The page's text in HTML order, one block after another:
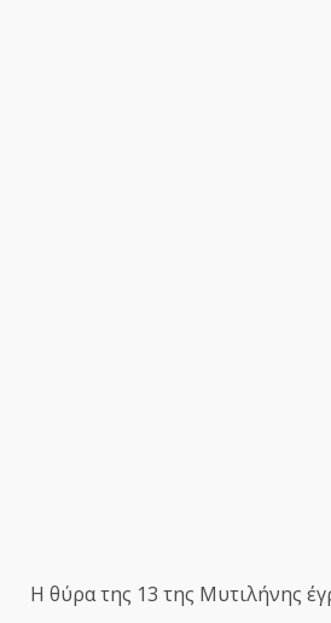
Η θύρα της 13 της Μυτιλήνης